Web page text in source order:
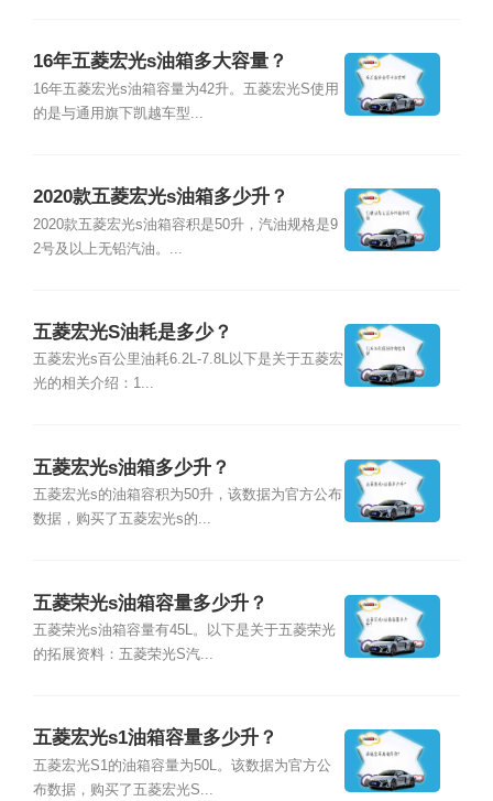
16年五菱宏光s油箱多大容量？
16年五菱宏光s油箱容量为42升。五菱宏光S使用
的是与通用旗下凯越车型...
2020款五菱宏光s油箱多少升？
2020款五菱宏光s油箱容积是50升，汽油规格是9
2号及以上无铅汽油。...
五菱宏光S油耗是多少？
五菱宏光s百公里油耗6.2L-7.8L以下是关于五菱宏
光的相关介绍：1...
五菱宏光s油箱多少升？
五菱宏光s的油箱容积为50升，该数据为官方公布
数据，购买了五菱宏光s的...
五菱荣光s油箱容量多少升？
五菱荣光s油箱容量有45L。以下是关于五菱荣光
的拓展资料：五菱荣光S汽...
五菱宏光s1油箱容量多少升？
五菱宏光S1的油箱容量为50L。该数据为官方公
布数据，购买了五菱宏光S...